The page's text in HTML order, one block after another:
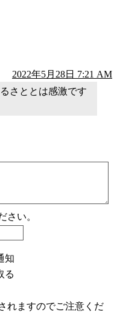
2022年5月28日 7:21 AM
さととは感激です
さい。
知
る
れますのでご注意くだ